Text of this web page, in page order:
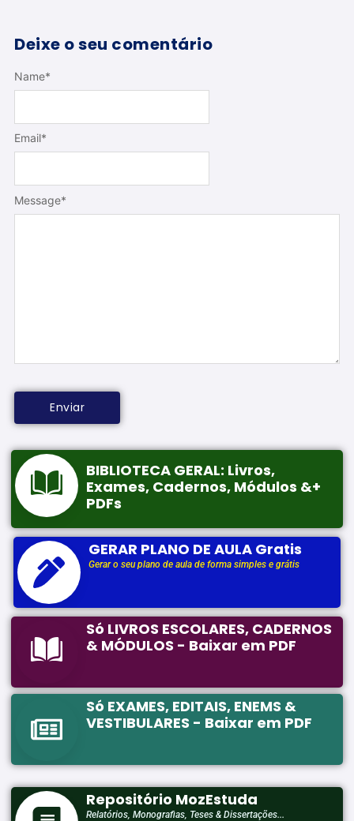
Deixe o seu comentário
Message*
Name*
Email*
BIBLIOTECA GERAL: Livros,
Exames, Cadernos, Módulos &+
PDFs
GERAR PLANO DE AULA Gratis
Gerar o seu plano de aula de forma simples e grátis
Só LIVROS ESCOLARES, CADERNOS
& MÓDULOS - Baixar em PDF
Só EXAMES, EDITAIS, ENEMS &
VESTIBULARES - Baixar em PDF
Repositório MozEstuda
Relatórios, Monografias, Teses & Dissertações...